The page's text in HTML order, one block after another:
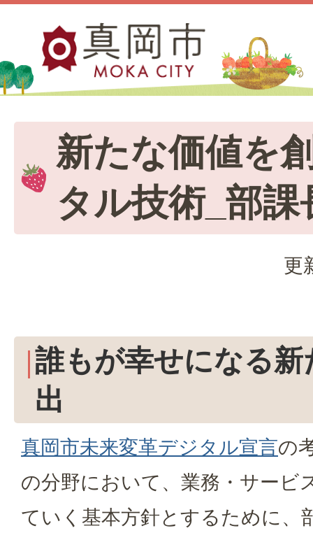
新たな価値を
タル技術_部課
更
誰もが幸せになる
出
真岡市未来変革デジタル宣言の
の分野において、業務・サービ
ていく基本方針とするために、